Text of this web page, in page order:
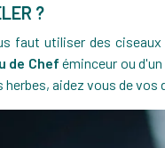
?
faut utiliser des
de Chef éminceur ou d'un
aidez vous de